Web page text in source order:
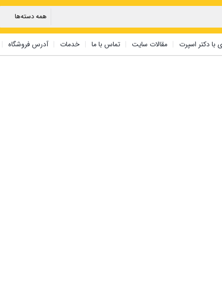
با دکتر اسپرت مقالات سایت تماس با ما خدمات آدرس فروشگاه